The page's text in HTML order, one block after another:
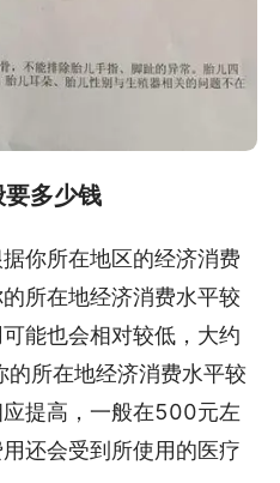
多少钱
所在地区的经济消费
所在地经济消费水平较
能也会相对较低，大约
所在地经济消费水平较
提高，一般在500元左
还会受到所使用的医疗